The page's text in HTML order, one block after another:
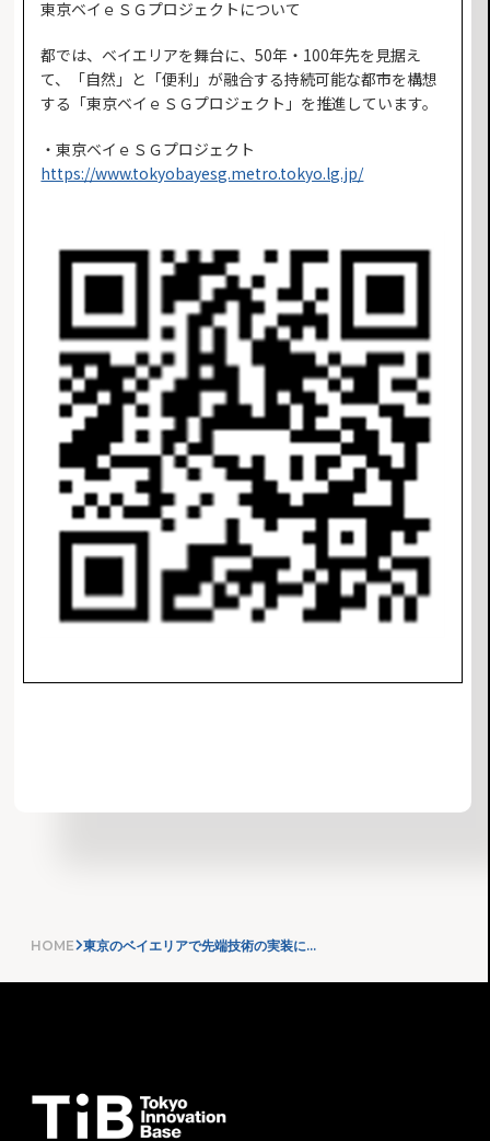
東京ベイｅＳＧプロジェクトについて
都では、ベイエリアを舞台に、50年・100年先を見据え
て、「自然」と「便利」が融合する持続可能な都市を構想
する「東京ベイｅＳＧプロジェクト」を推進しています。
・東京ベイｅＳＧプロジェクト
https://www.tokyobayesg.metro.tokyo.lg.jp/
HOME 東京のベイエリアで先端技術の実装に取り組む企業・スタートアップの募集を開始！ ～Tokyo Bay Innovation Field（フィールド提供型）～